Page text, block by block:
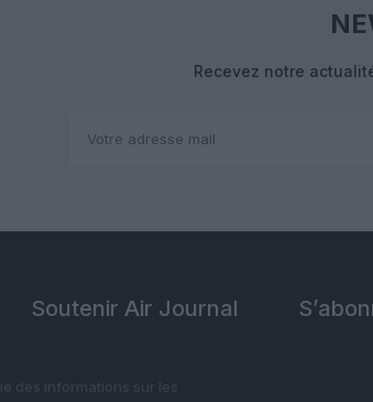
Recevez notre
Soutenir Air Journal